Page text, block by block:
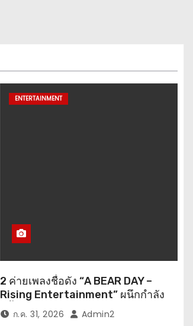
ENTERTAINMENT
2 ค่ายเพลงชื่อดัง “A BEAR DAY –
Rising Entertainment” ผนึกกำลัง
ครั้งสำคัญ ส่งศิลปิน “เบสท์ – เบลล์”
ปล่อยซิงเกิ้ลพิเศษ เอาใจคนอินเลิฟ
ก.ค. 31, 2026 Admin2